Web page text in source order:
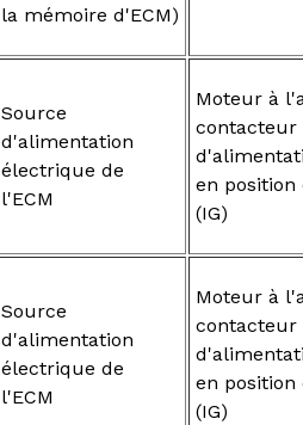
la mémoire d'ECM)
Source
d'alimentation
électrique de
l'ECM
Moteur à
contacteur
en position
(IG)
Source
d'alimentation
électrique de
l'ECM
Moteur à
contacteur
en position
(IG)